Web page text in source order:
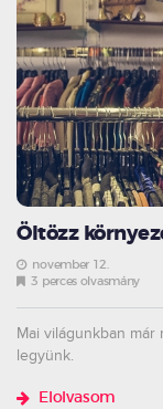
Öltözz
november 12.
3 perces olvasmány
Mai világunkban
legyünk.
Elolvasom